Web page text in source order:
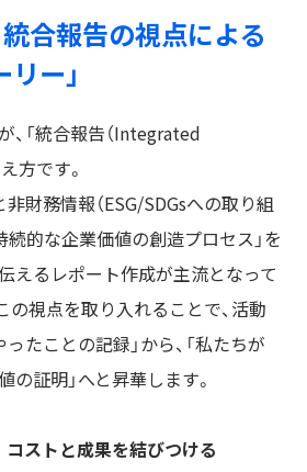
合報告の視点による
ー」
、「統合報告（Integrated
方です。
財務情報（ESG/SDGsへの取り組
続的な企業価値の創造プロセス」を
えるレポート作成が主流となって
の視点を取り入れることで、活動
たことの記録」から、「私たちが
証明」へと昇華します。
ストと成果を結びつける